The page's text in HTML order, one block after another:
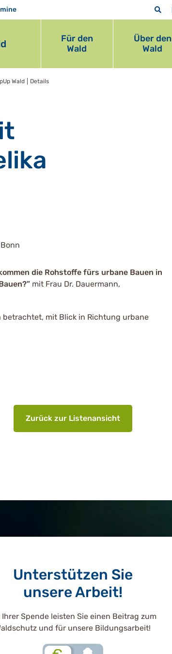
Für den
Wald
Über den
Wald
Wald Details
die Rohstoffe fürs urbane Bauen in
mit Frau Dr. Dauermann,
mit Blick in Richtung urbane
Zurück zur Listenansicht
Unterstützen Sie
unsere Arbeit!
Ihrer Spende leisten Sie einen Beitrag zum
und für unsere Bildungsarbeit!